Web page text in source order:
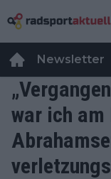
Newsletter
war ich am